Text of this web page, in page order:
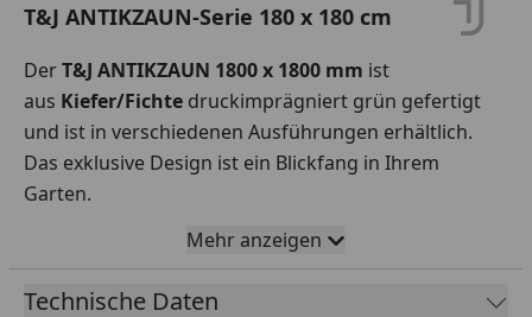
T&J ANTIKZAUN-Serie 180 x 180 cm
DerT&J ANTIKZAUN 1800 x 1800 mm ist
aus Kiefer/Fichte druckimprägniert grün gefertigt
und ist in verschiedenen Ausführungen erhältlich.
Das exklusive Design ist ein Blickfang in Ihrem
Garten.
1800 x 1800 mm, 900 x 1800 mm, 900 x
1800/900, 1800 x 900 mm, 1000 x 900 mm, 1800 x
1800/1600, 1000 x 1800/1600, 1800 x 1600/1400, 900 x
Mehr anzeigen
Technische Daten